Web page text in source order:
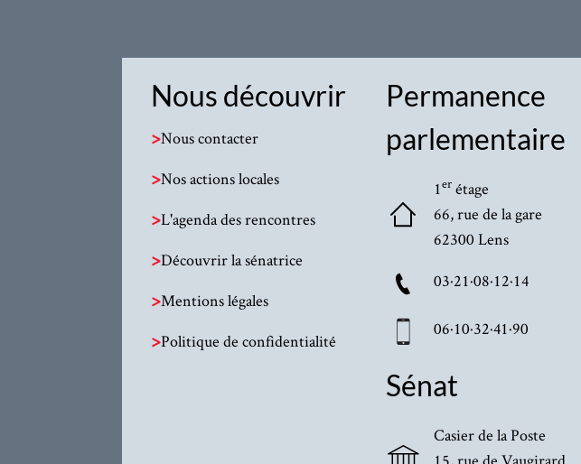
Nous découvrir
>Nous contacter
>Nos actions locales
>L'agenda des rencontres
>Découvrir la sénatrice
>Mentions légales
>Politique de confidentialité
Permanence
parlementaire
1er étage
66, rue de la gare
62300 Lens
03·21·08·12·14
06·10·32·41·90
Sénat
Casier de la Poste